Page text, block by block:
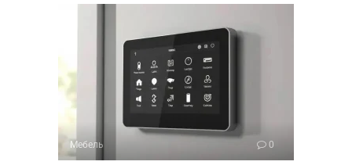
Мебель 0